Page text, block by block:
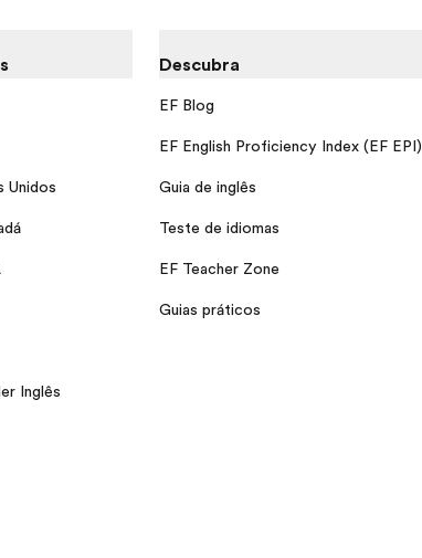
Unidos
Inglês
Descubra
EF Blog
EF English Proficiency Index (EF EPI)
Guia de inglês
Teste de idiomas
EF Teacher Zone
Guias práticos